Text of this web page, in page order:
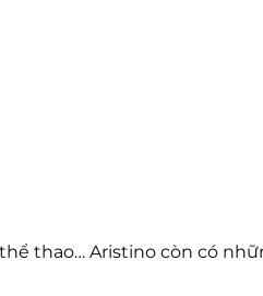
thao… Aristino còn có